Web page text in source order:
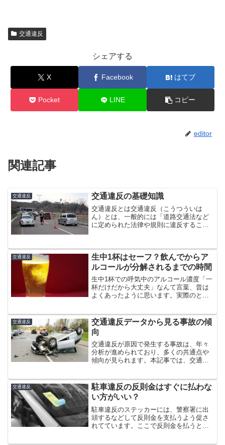
交通違反
シェアする
X Facebook はてブ
Pocket LINE コピー
editor
関連記事
交通違反 交通違反の基礎知識
交通違反とは交通違反（こうつういは
ん）とは、一般的には「道路交通法など
に定められた法律や規則に違反するこ
帯やシートベルト、飲酒運転などがあり
ます。これらは全て道路交通法...
交通違反
生中1杯はセーフ？飲んでからア
ルコールが分解されるまでの時間
生中1杯での呼気中のアルコール濃度「一
杯だけだから大丈夫」なんて言葉、昔は
よくあったように思います。実際のとこ
け飲んだらどれだけのアルコールが検知
されるのか。人によると...
交通違反
交通違反データから見る事故の傾
向
交通違反が原因で発生する事故は、年々
分析が進められており、多くの共通点や
傾向が見られます。本記事では、交通違
い間違いを解説します。スピード違反が
招く事故の傾向高速道路で...
交通違反
駐車違反の反則金はすぐに払わな
い方がいい？
駐車違反のステッカーには、警察署に出
頭するなどして反則金を支払うよう促さ
れてています。ここで反則金を払うと、